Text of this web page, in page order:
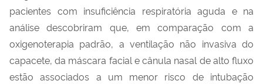
pacientes com insuficiência respiratória aguda e na
análise descobriram que, em comparação com a
oxigenoterapia padrão, a ventilação não invasiva do
capacete, da máscara facial e cânula nasal de alto fluxo
estão associados a um menor risco de intubação